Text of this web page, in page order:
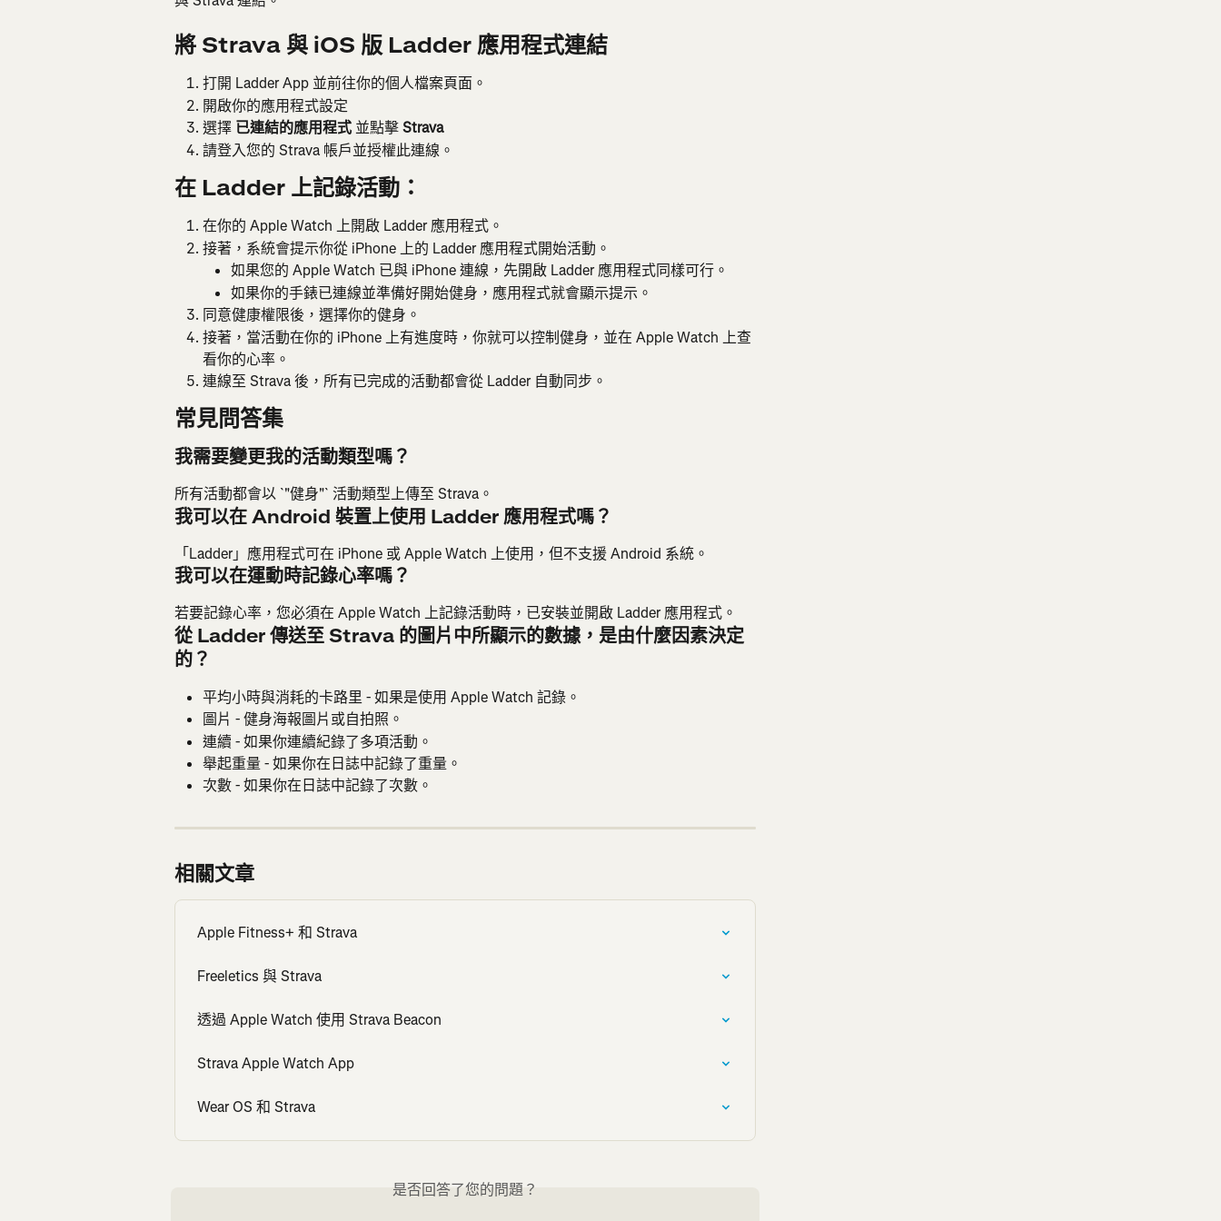
將 Strava 與 iOS 版 Ladder 應用程式連結
打開 Ladder App 並前往你的個人檔案頁面。
開啟你的應用程式設定
選擇 已連結的應用程式 並點擊 Strava
請登入您的 Strava 帳戶並授權此連線。
在 Ladder 上記錄活動：
在你的 Apple Watch 上開啟 Ladder 應用程式。
接著，系統會提示你從 iPhone 上的 Ladder 應用程式開始活動。
如果您的 Apple Watch 已與 iPhone 連線，先開啟 Ladder 應用程式同樣可行。
如果你的手錶已連線並準備好開始健身，應用程式就會顯示提示。
同意健康權限後，選擇你的健身。
接著，當活動在你的 iPhone 上有進度時，你就可以控制健身，並在 Apple Watch 上查
看你的心率。
連線至 Strava 後，所有已完成的活動都會從 Ladder 自動同步。
常見問答集
我需要變更我的活動類型嗎？
所有活動都會以 `"健身"` 活動類型上傳至 Strava。
我可以在 Android 裝置上使用 Ladder 應用程式嗎？
「Ladder」應用程式可在 iPhone 或 Apple Watch 上使用，但不支援 Android 系統。
我可以在運動時記錄心率嗎？
若要記錄心率，您必須在 Apple Watch 上記錄活動時，已安裝並開啟 Ladder 應用程式。
從 Ladder 傳送至 Strava 的圖片中所顯示的數據，是由什麼因素決定
的？
平均小時與消耗的卡路里 - 如果是使用 Apple Watch 記錄。
圖片 - 健身海報圖片或自拍照。
連續 - 如果你連續紀錄了多項活動。
舉起重量 - 如果你在日誌中記錄了重量。
次數 - 如果你在日誌中記錄了次數。
相關文章
Apple Fitness+ 和 Strava
Freeletics 與 Strava
透過 Apple Watch 使用 Strava Beacon
Strava Apple Watch App
Wear OS 和 Strava
是否回答了您的問題？